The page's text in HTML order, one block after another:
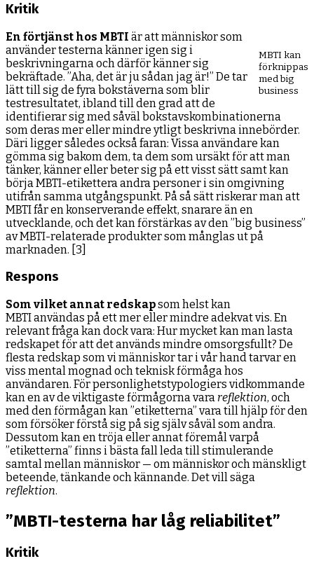
Kritik
MBTI kan
förknippas
med big
business
En förtjänst hos MBTI är att människor som
använder testerna känner igen sig i
beskrivningarna och därför känner sig
bekräftade. ”Aha, det är ju sådan jag är!” De tar
lätt till sig de fyra bokstäverna som blir
testresultatet, ibland till den grad att de
identifierar sig med såväl bokstavskombinationerna
som deras mer eller mindre ytligt beskrivna innebörder.
Däri ligger således också faran: Vissa användare kan
gömma sig bakom dem, ta dem som ursäkt för att man
tänker, känner eller beter sig på ett visst sätt samt kan
börja MBTI-etikettera andra personer i sin omgivning
utifrån samma utgångspunkt. På så sätt riskerar man att
MBTI får en konserverande effekt, snarare än en
utvecklande, och det kan förstärkas av den ”big business”
av MBTI-relaterade produkter som månglas ut på
marknaden. [3]
Respons
Som vilket annat redskapsom helst kan
MBTI användas på ett mer eller mindre adekvat vis. En
relevant fråga kan dock vara: Hur mycket kan man lasta
redskapet för att det används mindre omsorgsfullt? De
flesta redskap som vi människor tar i vår hand tarvar en
viss mental mognad och teknisk förmåga hos
användaren. För personlighetstypologiers vidkommande
kan en av de viktigaste förmågorna vara reflektion, och
med den förmågan kan ”etiketterna” vara till hjälp för den
som försöker förstå sig på sig själv såväl som andra.
Dessutom kan en tröja eller annat föremål varpå
”etiketterna” finns i bästa fall leda till stimulerande
samtal mellan människor — om människor och mänskligt
beteende, tänkande och kännande. Det vill säga
reflektion.
”MBTI-testerna har låg reliabilitet”
Kritik